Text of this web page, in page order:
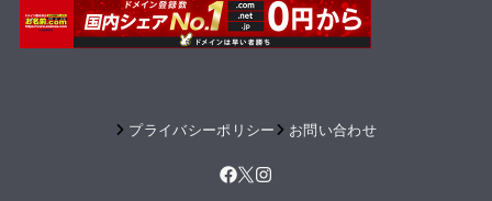
プライバシーポリシー お問い合わせ